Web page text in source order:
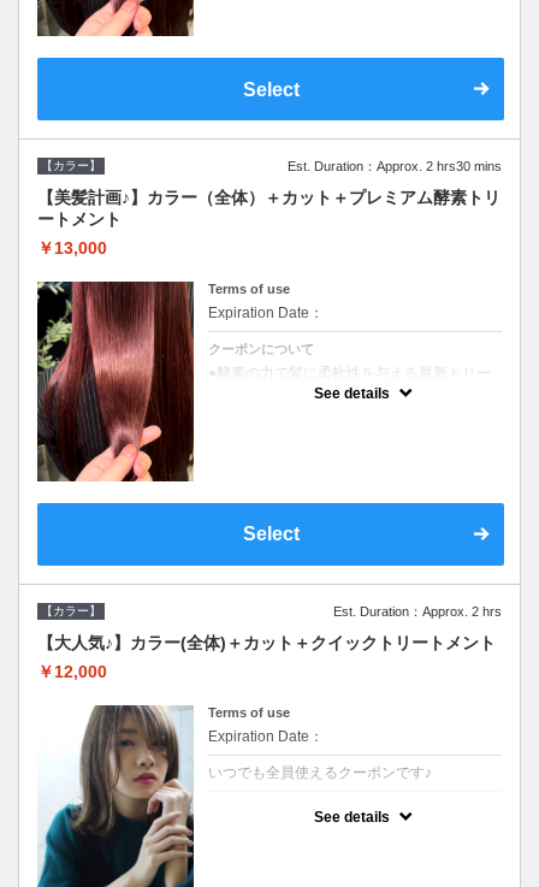
Select
【カラー】 Est. Duration：Approx. 2 hrs30 mins
【美髪計画♪】カラー（全体）＋カット＋プレミアム酵素トリ
ートメント
￥13,000
Terms of use
Expiration Date：
クーポンについて
●酵素の力で髪に柔軟性を与える最新トリー
トメント●ＳＢ込●長さ料金あり《こちらのク
See details
Select
【カラー】 Est. Duration：Approx. 2 hrs
【大人気♪】カラー(全体)＋カット＋クイックトリートメント
￥12,000
Terms of use
Expiration Date：
いつでも全員使えるクーポンです♪
See details